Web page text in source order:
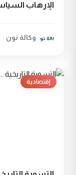
الاٍرهاب
وكالة نون
إقتصادية